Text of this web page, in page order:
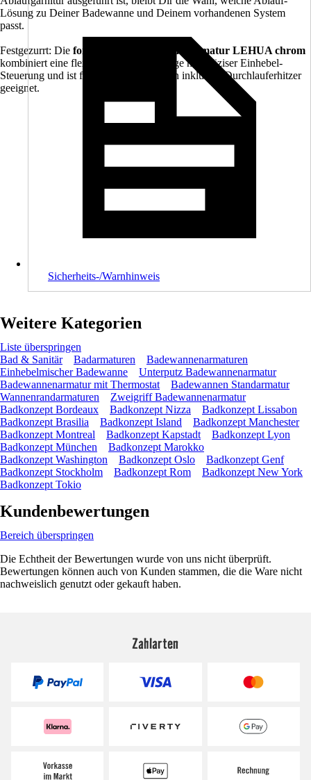
Lösung zu Deiner Badewanne und Deinem vorhandenen System
passt.
Festgezurrt: Die form&style Badewannenarmatur LEHUA chrom
kombiniert eine flexible Aufputz-Montage mit präziser Einhebel-
Steuerung und ist für druckfeste Anlagen inklusive Durchlauferhitzer
geeignet.
Sicherheits-/Warnhinweis
Weitere Kategorien
Liste überspringen
Bad & Sanitär
Badarmaturen
Badewannenarmaturen
Einhebelmischer Badewanne
Unterputz Badewannenarmatur
Badewannenarmatur mit Thermostat
Badewannen Standarmatur
Wannenrandarmaturen
Zweigriff Badewannenarmatur
Badkonzept Bordeaux
Badkonzept Nizza
Badkonzept Lissabon
Badkonzept Brasilia
Badkonzept Island
Badkonzept Manchester
Badkonzept Montreal
Badkonzept Kapstadt
Badkonzept Lyon
Badkonzept München
Badkonzept Marokko
Badkonzept Washington
Badkonzept Oslo
Badkonzept Genf
Badkonzept Stockholm
Badkonzept Rom
Badkonzept New York
Badkonzept Tokio
Kundenbewertungen
Bereich überspringen
Die Echtheit der Bewertungen wurde von uns nicht überprüft.
Bewertungen können auch von Kunden stammen, die die Ware nicht
nachweislich genutzt oder gekauft haben.
Zahlarten